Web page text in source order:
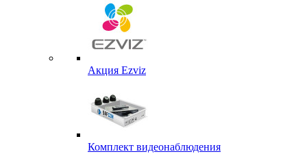
Акция Ezviz
Комплект видеонаблюдения